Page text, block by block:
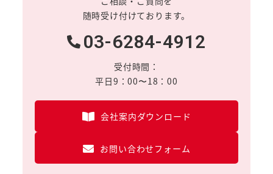
随時受け付けております。
03-6284-4912
受付時間：
平日9：00〜18：00
会社案内ダウンロード
お問い合わせフォーム